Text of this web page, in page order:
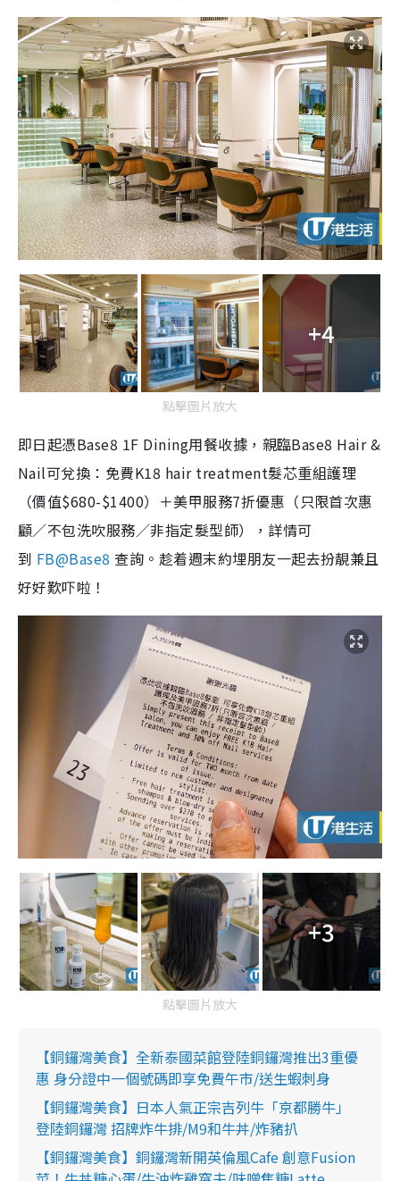
+4
點擊圖片放大
即日起憑Base8 1F Dining用餐收據，親臨Base8 Hair &
Nail可兌換：免費K18 hair treatment髮芯重組護理
（價值$680-$1400）＋美甲服務7折優惠（只限首次惠
顧／不包洗吹服務／非指定髮型師），詳情可
到 FB@Base8 查詢。趁着週末約埋朋友一起去扮靚兼且
好好歎吓啦！
+3
點擊圖片放大
【銅鑼灣美食】全新泰國菜館登陸銅鑼灣推出3重優
惠 身分證中一個號碼即享免費午市/送生蝦刺身
【銅鑼灣美食】日本人氣正宗吉列牛「京都勝牛」
登陸銅鑼灣 招牌炸牛排/M9和牛丼/炸豬扒
【銅鑼灣美食】銅鑼灣新開英倫風Cafe 創意Fusion